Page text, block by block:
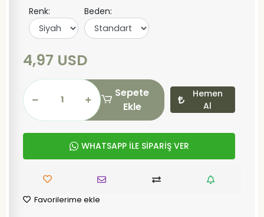
Renk: Beden:
4,97 USD
Sepete
Ekle
Hemen
Al
WHATSAPP İLE SİPARİŞ VER
Favorilerime ekle